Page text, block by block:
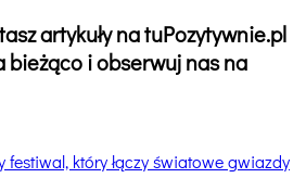
artykuły na tuPozytywnie.pl
bieżąco i obserwuj nas na
festiwal, który łączy światowe gwiazdy